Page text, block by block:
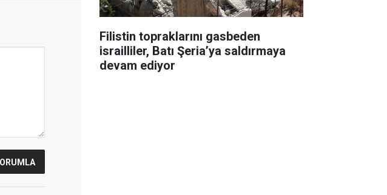
Filistin topraklarını gasbeden
israilliler, Batı Şeria’ya saldırmaya
devam ediyor